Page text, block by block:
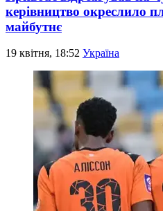
керівництво окреслило
майбутнє
19 квітня, 18:52 Україна